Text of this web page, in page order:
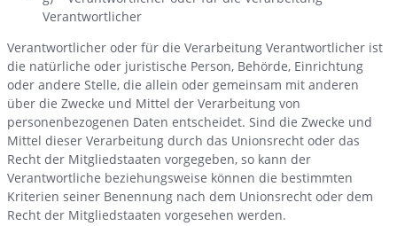
Verantwortlicher
Verantwortlicher oder für die Verarbeitung Verantwortlicher ist
die natürliche oder juristische Person, Behörde, Einrichtung
oder andere Stelle, die allein oder gemeinsam mit anderen
über die Zwecke und Mittel der Verarbeitung von
personenbezogenen Daten entscheidet. Sind die Zwecke und
Mittel dieser Verarbeitung durch das Unionsrecht oder das
Recht der Mitgliedstaaten vorgegeben, so kann der
Verantwortliche beziehungsweise können die bestimmten
Kriterien seiner Benennung nach dem Unionsrecht oder dem
Recht der Mitgliedstaaten vorgesehen werden.